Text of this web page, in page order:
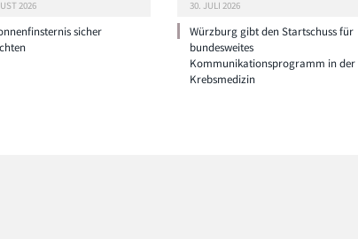
2026
sicher
30. JULI 2026
Würzburg gibt den Startschuss für
bundesweites
Kommunikationsprogramm in der
Krebsmedizin